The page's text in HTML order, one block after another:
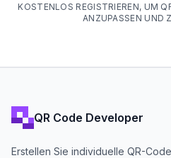
KOSTENLOS REGISTRIEREN, UM
ANZUPASSEN UND
QR Code Developer
Erstellen Sie individuelle QR-